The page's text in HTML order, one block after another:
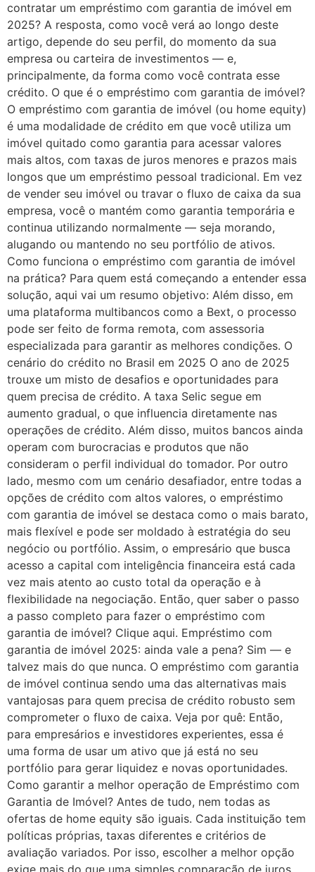
contratar um empréstimo com garantia de imóvel em
2025? A resposta, como você verá ao longo deste
artigo, depende do seu perfil, do momento da sua
empresa ou carteira de investimentos — e,
principalmente, da forma como você contrata esse
crédito. O que é o empréstimo com garantia de imóvel?
O empréstimo com garantia de imóvel (ou home equity)
é uma modalidade de crédito em que você utiliza um
imóvel quitado como garantia para acessar valores
mais altos, com taxas de juros menores e prazos mais
longos que um empréstimo pessoal tradicional. Em vez
de vender seu imóvel ou travar o fluxo de caixa da sua
empresa, você o mantém como garantia temporária e
continua utilizando normalmente — seja morando,
alugando ou mantendo no seu portfólio de ativos.
Como funciona o empréstimo com garantia de imóvel
na prática? Para quem está começando a entender essa
solução, aqui vai um resumo objetivo: Além disso, em
uma plataforma multibancos como a Bext, o processo
pode ser feito de forma remota, com assessoria
especializada para garantir as melhores condições. O
cenário do crédito no Brasil em 2025 O ano de 2025
trouxe um misto de desafios e oportunidades para
quem precisa de crédito. A taxa Selic segue em
aumento gradual, o que influencia diretamente nas
operações de crédito. Além disso, muitos bancos ainda
operam com burocracias e produtos que não
consideram o perfil individual do tomador. Por outro
lado, mesmo com um cenário desafiador, entre todas a
opções de crédito com altos valores, o empréstimo
com garantia de imóvel se destaca como o mais barato,
mais flexível e pode ser moldado à estratégia do seu
negócio ou portfólio. Assim, o empresário que busca
acesso a capital com inteligência financeira está cada
vez mais atento ao custo total da operação e à
flexibilidade na negociação. Então, quer saber o passo
a passo completo para fazer o empréstimo com
garantia de imóvel? Clique aqui. Empréstimo com
garantia de imóvel 2025: ainda vale a pena? Sim — e
talvez mais do que nunca. O empréstimo com garantia
de imóvel continua sendo uma das alternativas mais
vantajosas para quem precisa de crédito robusto sem
comprometer o fluxo de caixa. Veja por quê: Então,
para empresários e investidores experientes, essa é
uma forma de usar um ativo que já está no seu
portfólio para gerar liquidez e novas oportunidades.
Como garantir a melhor operação de Empréstimo com
Garantia de Imóvel? Antes de tudo, nem todas as
ofertas de home equity são iguais. Cada instituição tem
políticas próprias, taxas diferentes e critérios de
avaliação variados. Por isso, escolher a melhor opção